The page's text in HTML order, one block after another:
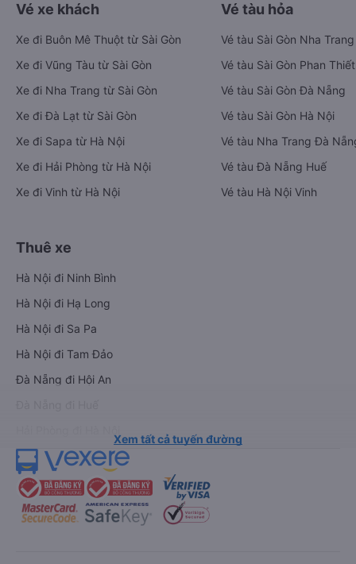
Vé xe khách
Xe đi Buôn Mê Thuột từ Sài Gòn
Xe đi Vũng Tàu từ Sài Gòn
Xe đi Nha Trang từ Sài Gòn
Xe đi Đà Lạt từ Sài Gòn
Xe đi Sapa từ Hà Nội
Xe đi Hải Phòng từ Hà Nội
Xe đi Vinh từ Hà Nội
Vé tàu hỏa
Vé tàu Sài Gòn Nha Trang
Vé tàu Sài Gòn Phan Thiết
Vé tàu Sài Gòn Đà Nẵng
Vé tàu Sài Gòn Hà Nội
Vé tàu Nha Trang Đà
Vé tàu Đà Nẵng Huế
Vé tàu Hà Nội Vinh
Thuê xe
Hà Nội đi Ninh Bình
Hà Nội đi Hạ Long
Hà Nội đi Sa Pa
Hà Nội đi Tam Đảo
Đà Nẵng đi Hội An
Xem tất cả tuyến đường